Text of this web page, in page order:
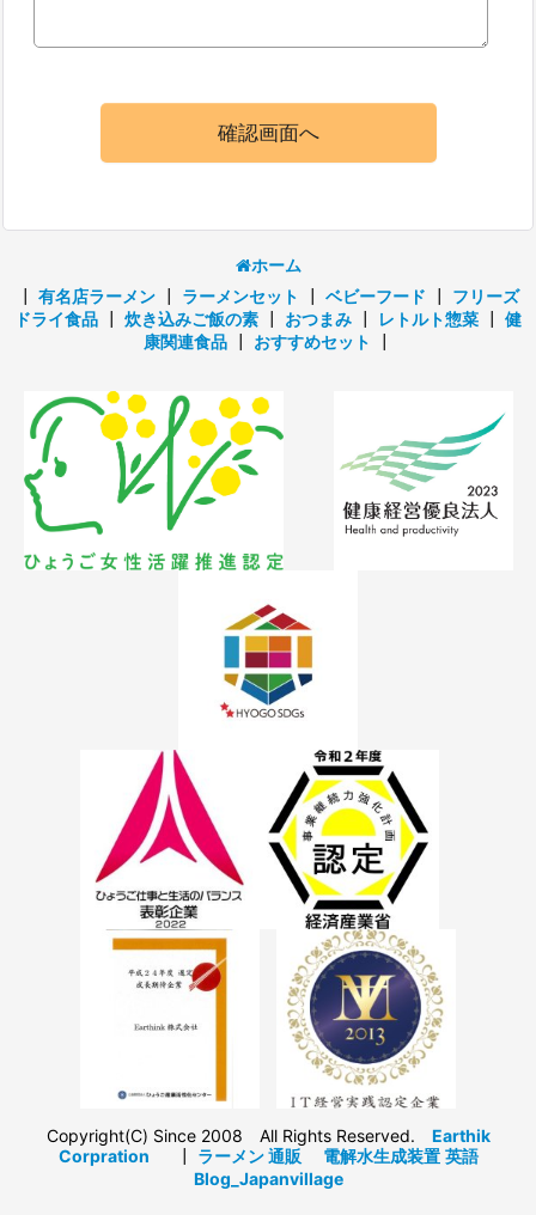
確認画面へ
ホーム
有名店ラーメン ラーメンセット ベビーフード
フリーズ
ドライ食品
炊き込みご飯の素 おつまみ レトルト惣菜
健
康関連食品
おすすめセット
Copyright(C) Since 2008 All Rights Reserved. Earthik
Corpration
ラーメン 通販 電解水生成装置 英語
Blog_Japanvillage